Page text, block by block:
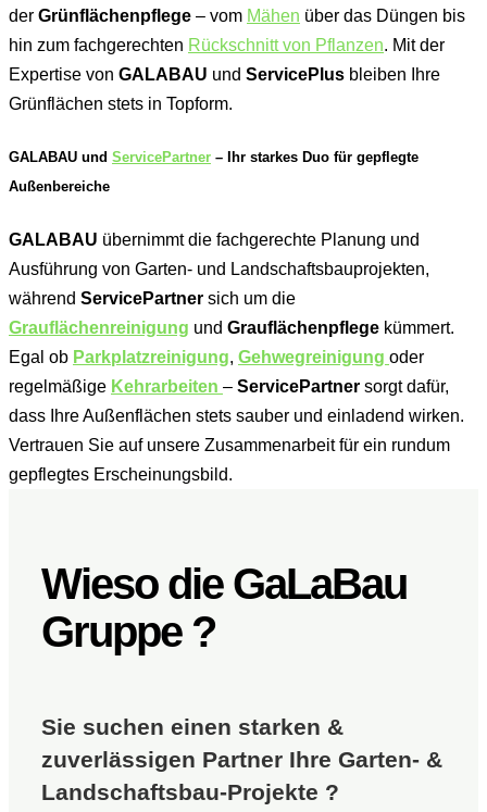
der Grünflächenpflege – vom Mähen über das Düngen bis
hin zum fachgerechten Rückschnitt von Pflanzen. Mit der
Expertise von GALABAU und ServicePlus bleiben Ihre
Grünflächen stets in Topform.
GALABAU und ServicePartner – Ihr starkes Duo für gepflegte
Außenbereiche
GALABAU übernimmt die fachgerechte Planung und
Ausführung von Garten- und Landschaftsbauprojekten,
während ServicePartner sich um die
Grauflächenreinigung und Grauflächenpflege kümmert.
Egal ob Parkplatzreinigung, Gehwegreinigung oder
regelmäßige Kehrarbeiten – ServicePartner sorgt dafür,
dass Ihre Außenflächen stets sauber und einladend wirken.
Vertrauen Sie auf unsere Zusammenarbeit für ein rundum
gepflegtes Erscheinungsbild.
Wieso die GaLaBau
Gruppe ?
Sie suchen einen starken &
zuverlässigen Partner Ihre Garten- &
Landschaftsbau-Projekte ?